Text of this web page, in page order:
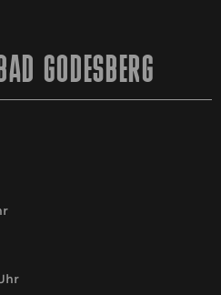
GODESBERG